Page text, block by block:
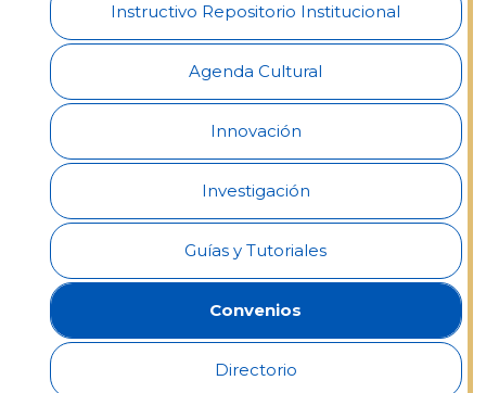
Noticias
Instructivo Repositorio Institucional
Agenda Cultural
Innovación
Investigación
Guías y Tutoriales
Convenios
Directorio